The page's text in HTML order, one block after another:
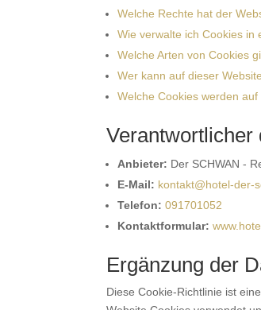
Welche Rechte hat der
Wie verwalte ich Cookies in
Welche Arten von Cookies
Wer kann auf dieser
Welche Cookies werden
Verantwortlicher
Anbieter: Der SCHWAN -
E-Mail: kontakt@hotel-der-
Telefon:091701052
Kontaktformular:
Ergänzung der
Diese Cookie-Richtlinie ist